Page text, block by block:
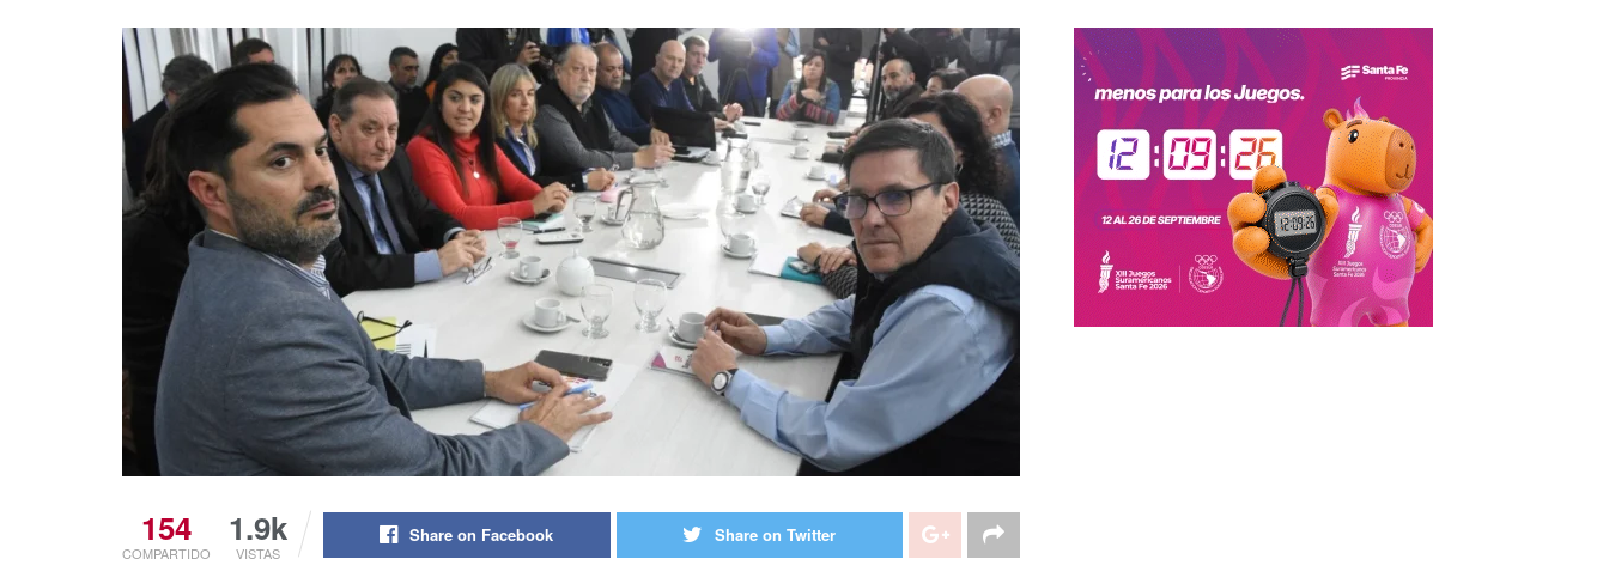
154
COMPARTIDO
1.9k
VISTAS
Share on Facebook Share on Twitter